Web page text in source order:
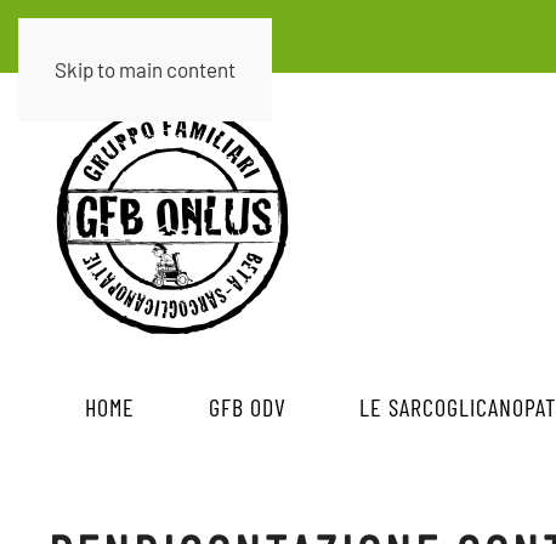
Skip to main content
HOME GFB ODV LE